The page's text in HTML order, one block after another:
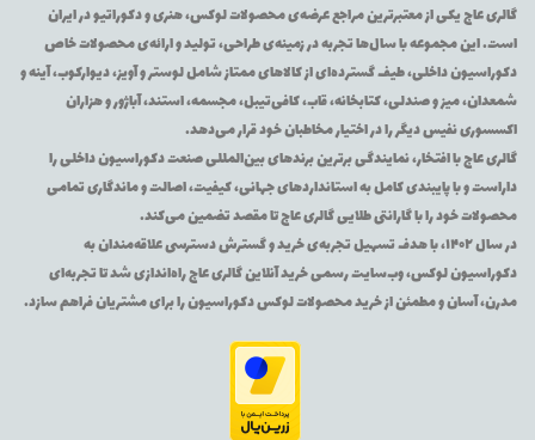
گالری عاج یکی از معتبرترین مراجع عرضه‌ی محصولات لوکس، هنری و دکوراتیو در ایران
است. این مجموعه با سال‌ها تجربه در زمینه‌ی طراحی، تولید و ارائه‌ی محصولات خاص
دکوراسیون داخلی، طیف گسترده‌ای از کالاهای ممتاز شامل لوستر و آویز، دیوارکوب، آینه و
شمعدان، میز و صندلی، کتابخانه، قاب، کافی‌تیبل، مجسمه، استند، آباژور و هزاران
اکسسوری نفیس دیگر را در اختیار مخاطبان خود قرار می‌دهد.
گالری عاج با افتخار، نمایندگی برترین برندهای بین‌المللی صنعت دکوراسیون داخلی را
داراست و با پایبندی کامل به استانداردهای جهانی، کیفیت، اصالت و ماندگاری تمامی
محصولات خود را با گارانتی طلایی گالری عاج تا مقصد تضمین می‌کند.
در سال ۱۴۰۲، با هدف تسهیل تجربه‌ی خرید و گسترش دسترسی علاقه‌مندان به
دکوراسیون لوکس، وب‌سایت رسمی خرید آنلاین گالری عاج راه‌اندازی شد تا تجربه‌ای
مدرن، آسان و مطمئن از خرید محصولات لوکس دکوراسیون را برای مشتریان فراهم سازد.